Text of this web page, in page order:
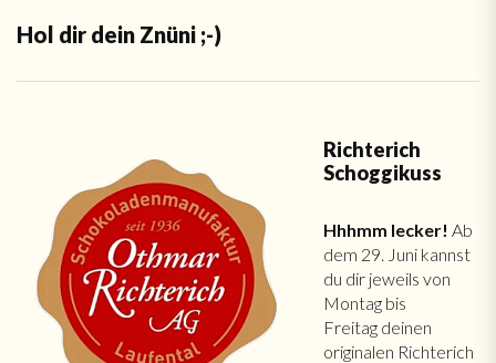
Hol dir dein Znüni ;-)
Richterich
Schoggikuss
Hhhmm lecker! Ab
dem 29. Juni kannst
du dir jeweils von
Montag bis
Freitag deinen
originalen Richterich